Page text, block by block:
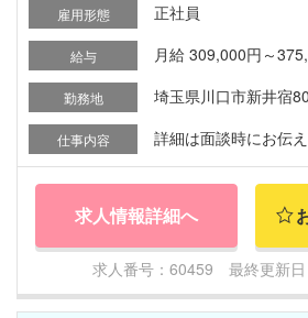
雇用形態 正社員
給与 月給 309,000円～
勤務地 埼玉県川口市新井宿
仕事内容 詳細は面談時にお伝え
求人情報詳細へ
求人番号：60459 最終更新